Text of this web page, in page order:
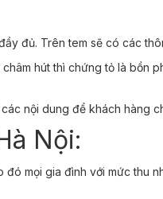
đủ. Trên tem sẽ có các
hút thì chứng tỏ là bồn
nội dung để khách hàng
Nội:
mọi gia đình với mức thu